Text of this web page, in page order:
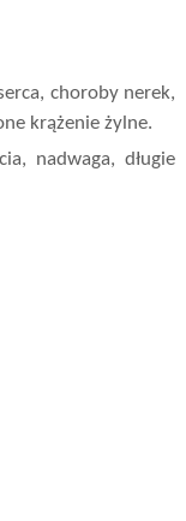
choroby nerek,
krążenie żylne.
nadwaga, długie